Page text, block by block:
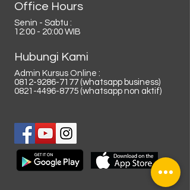
Office Hours
Senin - Sabtu :
12:00 - 20:00 WIB
Hubungi Kami
Admin Kursus Online :
0812-9286-7177 (whatsapp business)
0821-4496-8775 (whatsapp non aktif)